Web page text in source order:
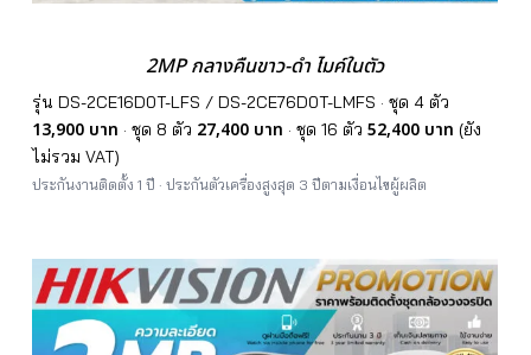
2MP กลางคืนขาว-ดำ ไมค์ในตัว
รุ่น DS-2CE16D0T-LFS / DS-2CE76D0T-LMFS · ชุด 4 ตัว
13,900 บาท · ชุด 8 ตัว 27,400 บาท · ชุด 16 ตัว 52,400 บาท (ยัง
ไม่รวม VAT)
ประกันงานติดตั้ง 1 ปี · ประกันตัวเครื่องสูงสุด 3 ปีตามเงื่อนไขผู้ผลิต